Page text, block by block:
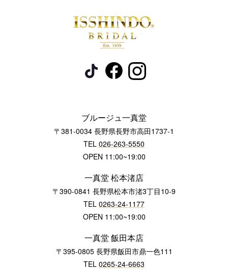
ブルージュ一真堂
〒381-0034 長野県長野市高田1737-1
TEL 026-263-5550
OPEN 11:00~19:00
一真堂 松本渚店
〒390-0841 長野県松本市渚3丁目10-9
TEL 0263-24-1177
OPEN 11:00~19:00
一真堂 飯田本店
〒395-0805 長野県飯田市鼎一色111
TEL 0265-24-6663